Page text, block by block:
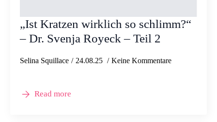
„Ist Kratzen wirklich so schlimm?“
– Dr. Svenja Royeck – Teil 2
Selina Squillace 24.08.25 Keine Kommentare
Read more